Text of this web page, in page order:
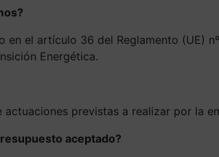
el artículo 36 del Reglamento (UE)
Energética.
previstas a realizar por la
aceptado?